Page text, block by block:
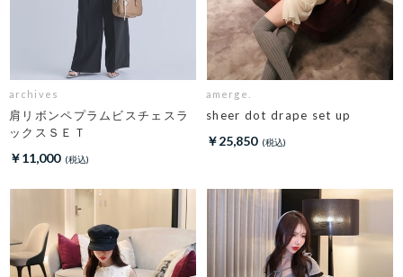
archives
肩リボンペプラムビスチェスラ
ックスＳＥＴ
￥11,000
amerge.
sheer dot drape set up
￥25,850